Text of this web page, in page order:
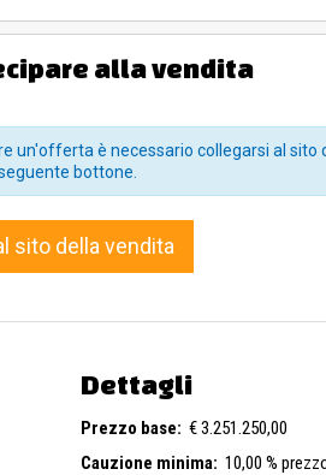
alla vendita
è necessario collegarsi al sito
bottone.
sito della vendita
Dettagli
Prezzo base: € 3.251.250,00
Cauzione minima: 10,00 %